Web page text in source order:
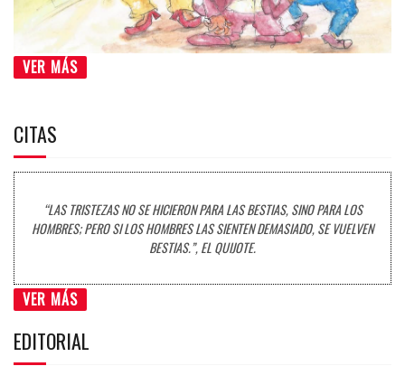
VER MÁS
CITAS
“LAS TRISTEZAS NO SE HICIERON PARA LAS BESTIAS, SINO PARA LOS
HOMBRES; PERO SI LOS HOMBRES LAS SIENTEN DEMASIADO, SE VUELVEN
BESTIAS.”, EL QUIJOTE.
VER MÁS
EDITORIAL